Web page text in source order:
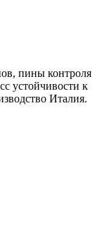
пины контроля
устойчивости к
Италия.